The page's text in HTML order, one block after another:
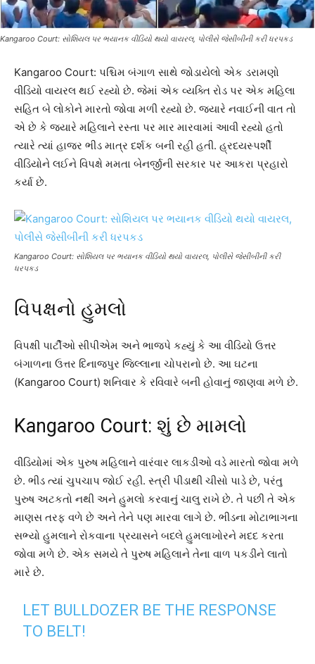
Kangaroo Court: સોશિયલ પર ભયાનક વીડિયો થયો વાયરલ, પોલીસે જેસીબીની કરી ધરપકડ
Kangaroo Court: પશ્ચિમ બંગાળ સાથે જોડાયેલો એક ડરામણો
વીડિયો વાયરલ થઈ રહ્યો છે. જેમાં એક વ્યક્તિ રોડ પર એક મહિલા
સહિત બે લોકોને મારતો જોવા મળી રહ્યો છે. જ્યારે નવાઈની વાત તો
એ છે કે જ્યારે મહિલાને રસ્તા પર માર મારવામાં આવી રહ્યો હતો
ત્યારે ત્યાં હાજર ભીડ માત્ર દર્શક બની રહી હતી. હ્રદયસ્પર્શી
વીડિયોને લઈને વિપક્ષે મમતા બેનર્જીની સરકાર પર આકરા પ્રહારો
કર્યા છે.
Kangaroo Court: સોશિયલ પર ભયાનક વીડિયો થયો વાયરલ, પોલીસે જેસીબીની કરી
ધરપકડ
વિપક્ષનો હુમલો
વિપક્ષી પાર્ટીઓ સીપીએમ અને ભાજપે કહ્યું કે આ વીડિયો ઉત્તર
બંગાળના ઉત્તર દિનાજપુર જિલ્લાના ચોપરાનો છે. આ ઘટના
(Kangaroo Court) શનિવાર કે રવિવારે બની હોવાનું જાણવા મળે છે.
Kangaroo Court: શું છે મામલો
વીડિયોમાં એક પુરુષ મહિલાને વારંવાર લાકડીઓ વડે મારતો જોવા મળે
છે. ભીડ ત્યાં ચુપચાપ જોઈ રહી. સ્ત્રી પીડાથી ચીસો પાડે છે, પરંતુ
પુરુષ અટકતો નથી અને હુમલો કરવાનું ચાલુ રાખે છે. તે પછી તે એક
માણસ તરફ વળે છે અને તેને પણ મારવા લાગે છે. ભીડના મોટાભાગના
સભ્યો હુમલાને રોકવાના પ્રયાસને બદલે હુમલાખોરને મદદ કરતા
જોવા મળે છે. એક સમયે તે પુરુષ મહિલાને તેના વાળ પકડીને લાતો
મારે છે.
LET BULLDOZER BE THE RESPONSE
TO BELT!